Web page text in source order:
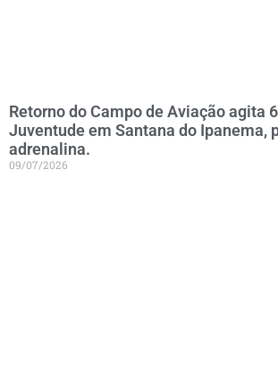
Retorno do Campo de Aviação agita
Juventude em Santana do Ipanema,
adrenalina.
09/07/2026